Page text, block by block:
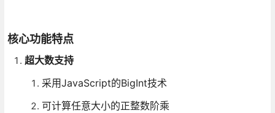
核心功能特点
超大数支持
采用JavaScript的BigInt技术
可计算任意大小的正整数阶乘